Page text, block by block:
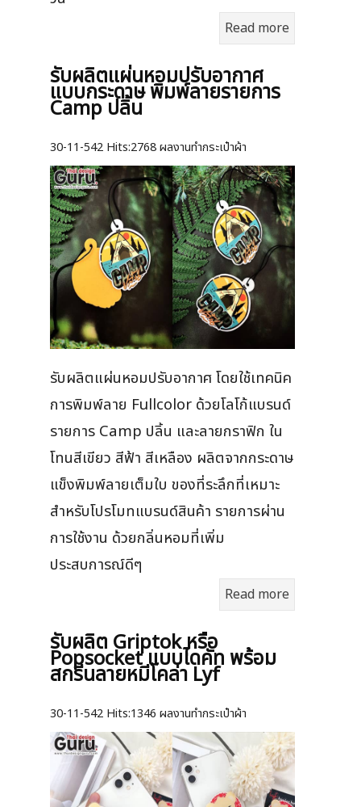
Read more
รับผลิตแผ่นหอมปรับอากาศ
แบบกระดาษ พิมพ์ลายรายการ
Camp ปลิ้น
30-11-542 Hits:2768 ผลงานทำกระเป๋าผ้า
รับผลิตแผ่นหอมปรับอากาศ โดยใช้เทคนิค
การพิมพ์ลาย Fullcolor ด้วยโลโก้แบรนด์
รายการ Camp ปลิ้น และลายกราฟิก ใน
โทนสีเขียว สีฟ้า สีเหลือง ผลิตจากกระดาษ
แข็งพิมพ์ลายเต็มใบ ของที่ระลึกที่เหมาะ
สำหรับโปรโมทแบรนด์สินค้า รายการผ่าน
การใช้งาน ด้วยกลิ่นหอมที่เพิ่ม
ประสบการณ์ดีๆ
Read more
รับผลิต Griptok หรือ
Popsocket แบบไดคัท พร้อม
สกรีนลายหมีโคล่า Lyf
30-11-542 Hits:1346 ผลงานทำกระเป๋าผ้า